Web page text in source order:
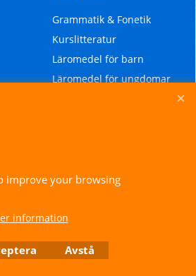
Grammatik & Fonetik
Kurslitteratur
Läromedel för barn
Läromedel för ungdomar
ShopFactory eCommerce software was used.
improve your browsing
information
Avstå